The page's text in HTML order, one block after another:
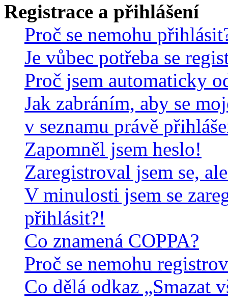
Registrace a přihlášení
Proč se nemohu
Je vůbec potřeba se
Proč jsem automaticky
Jak zabráním, aby se
v seznamu právě
Zapomněl jsem heslo!
Zaregistroval jsem se,
V minulosti jsem se
přihlásit?!
Co znamená COPPA?
Proč se nemohu
Co dělá odkaz „Smazat